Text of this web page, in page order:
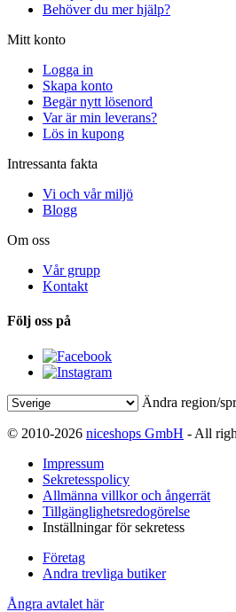
Behöver du mer hjälp?
Mitt konto
Logga in
Skapa konto
Begär nytt lösenord
Var är min leverans?
Lös in kupong
Intressanta fakta
Vi och vår miljö
Blogg
Om oss
Vår grupp
Kontakt
Följ oss på
Ändra region/
© 2010-2026 niceshops GmbH - All
Impressum
Sekretesspolicy
Allmänna villkor och ångerrät
Tillgänglighetsredogörelse
Inställningar för sekretess
Företag
Andra trevliga butiker
Ångra avtalet här